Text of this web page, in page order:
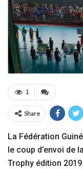
1
Share
La Fédération
le coup d’envoi de
Trophy édition